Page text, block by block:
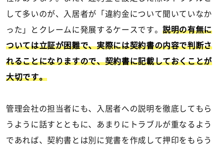
して多いのが、入居者が「違約金について聞いていなか
った」とクレームに発展するケースです。説明の有無に
ついては立証が困難で、実際には契約書の内容で判断さ
れることになりますので、契約書に記載しておくことが
大切です。
管理会社の担当者にも、入居者への説明を徹底してもら
うように話すとともに、あまりにトラブルが重なるよう
であれば、契約書とは別に覚書を作成して押印をもらう